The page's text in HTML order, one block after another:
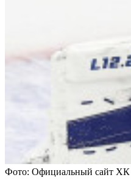
Фото: Официальный сайт